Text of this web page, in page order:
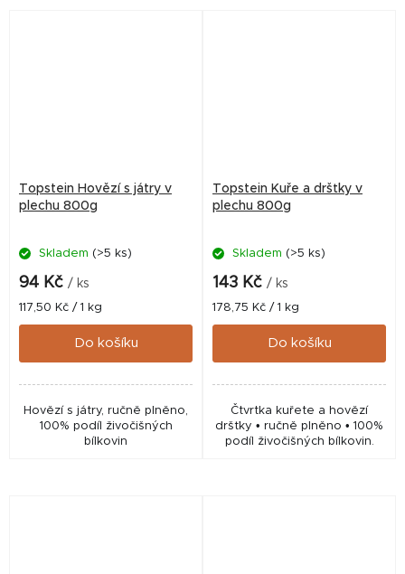
Topstein Hovězí s játry v
plechu 800g
Skladem (>5 ks)
94 Kč / ks
Měrná
cena:
117,50 Kč / 1 kg
Do košíku
Hovězí s játry, ručně plněno,
100% podíl živočišných
bílkovin
Topstein Kuře a dršťky v
plechu 800g
Skladem (>5 ks)
143 Kč / ks
Měrná
cena:
178,75 Kč / 1 kg
Do košíku
Čtvrtka kuřete a hovězí
dršťky • ručně plněno • 100%
podíl živočišných bílkovin.